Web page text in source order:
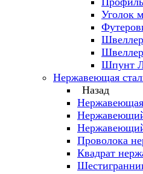
Уголок
Швеллер
Шпунт
Нержавеющая
Назад
Нержавеющая
Проволока
Квадрат